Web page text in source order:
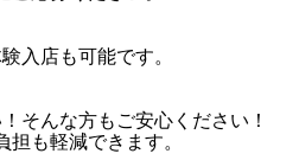
入店も可能です。
そんな方もご安心ください！
も軽減できます。